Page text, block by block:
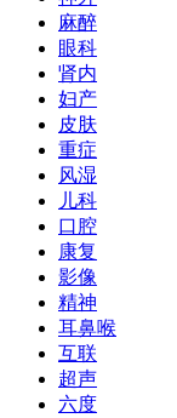
麻醉
眼科
肾内
妇产
皮肤
重症
风湿
儿科
口腔
康复
影像
精神
耳鼻喉
互联
超声
六度